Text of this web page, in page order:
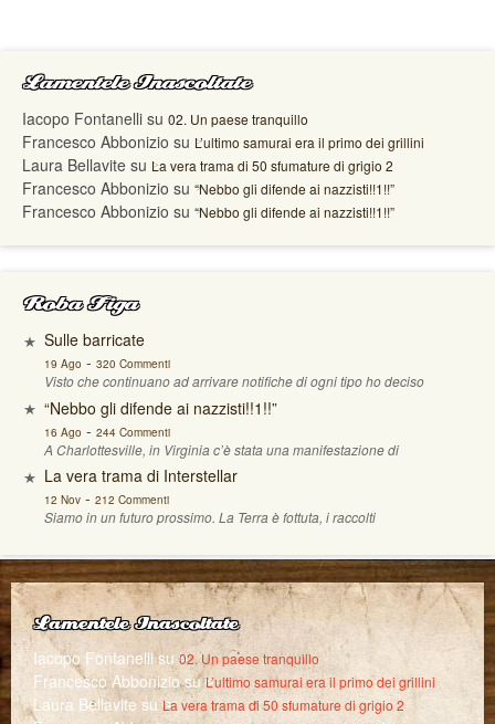
Lamentele Inascoltate
Iacopo Fontanelli su 02. Un paese tranquillo
Francesco Abbonizio su L’ultimo samurai era il primo dei grillini
Laura Bellavite su La vera trama di 50 sfumature di grigio 2
Francesco Abbonizio su “Nebbo gli difende ai nazzisti!!1!!”
Francesco Abbonizio su “Nebbo gli difende ai nazzisti!!1!!”
Roba Figa
Sulle barricate
19 Ago - 320 Commenti
Visto che continuano ad arrivare notifiche di ogni tipo ho deciso
“Nebbo gli difende ai nazzisti!!1!!”
16 Ago - 244 Commenti
A Charlottesville, in Virginia c’è stata una manifestazione di
La vera trama di Interstellar
12 Nov- 212 Commenti
Siamo in un futuro prossimo. La Terra è fottuta, i raccolti
Lamentele Inascoltate
Iacopo Fontanellisu02. Un paese tranquillo
Francesco AbboniziosuL’ultimo samurai era il primo dei grillini
Laura Bellavite su La vera trama di 50 sfumature di grigio 2